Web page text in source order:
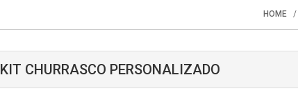
HOME
KIT CHURRASCO PERSONALIZADO